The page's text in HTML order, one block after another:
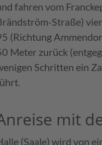
fahren vom
Straße)
(Richtung
Meter zurück
Schritten ein
mit
(Saale) wird von